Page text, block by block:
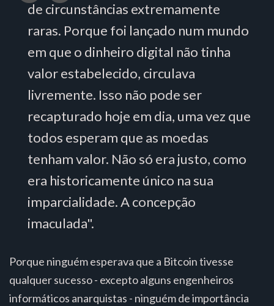
de circunstâncias extremamente
raras. Porque foi lançado num mundo
em que o dinheiro digital não tinha
valor estabelecido, circulava
livremente. Isso não pode ser
recapturado hoje em dia, uma vez que
todos esperam que as moedas
tenham valor. Não só era justo, como
era historicamente único na sua
imparcialidade. A concepção
imaculada".
Porque ninguém esperava que a Bitcoin tivesse
qualquer sucesso - excepto alguns engenheiros
informáticos anarquistas - ninguém de importância